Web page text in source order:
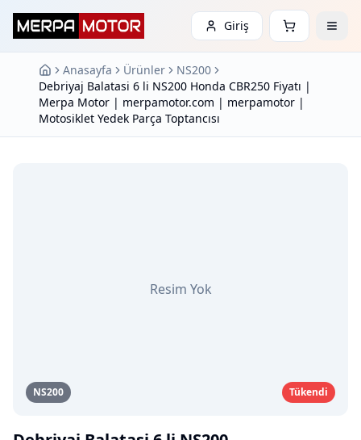
Giriş
Anasayfa Ürünler
NS200
Debriyaj Balatasi 6 li NS200 Honda CBR250 Fiyatı |
Merpa Motor | merpamotor.com | merpamotor |
Motosiklet Yedek Parça Toptancısı
NS200 Tükendi
Resim Yok